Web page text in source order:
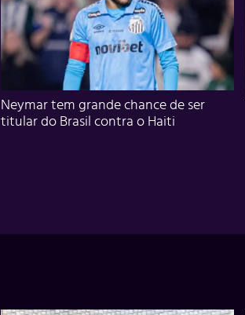
Neymar tem grande chance de ser
titular do Brasil contra o Haiti